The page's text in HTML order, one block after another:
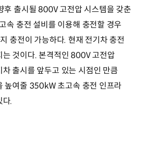
후 출시될 800V 고전압 시스템을 갖춘
속 충전 설비를 이용해 충전할 경우
충전이 가능하다. 현재 전기차 충전
는 것이다. 본격적인 800V 고전압
출시를 앞두고 있는 시점인 만큼
높여줄 350kW 초고속 충전 인프라
다.